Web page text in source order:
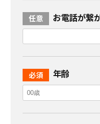
お電話が繋
年齢